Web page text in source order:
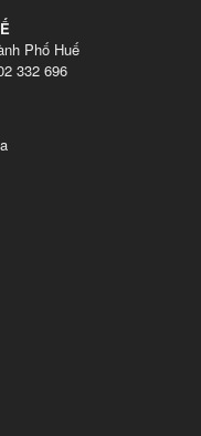
Phố Huế
332 696